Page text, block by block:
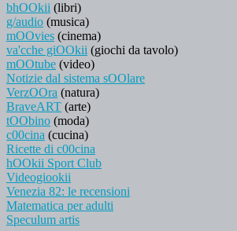
bhOOkii (libri)
g/audio (musica)
mOOvies (cinema)
va'cche giOOkii (giochi da tavolo)
mOOtube (video)
Notizie dal sistema sOOlare
VerzOOra (natura)
BraveART (arte)
tOObino (moda)
c00cina (cucina)
Ricette di c00cina
hOOkii Sport Club
Videogiookii
Venezia 82: le recensioni
Matematica per adulti
Speculum artis